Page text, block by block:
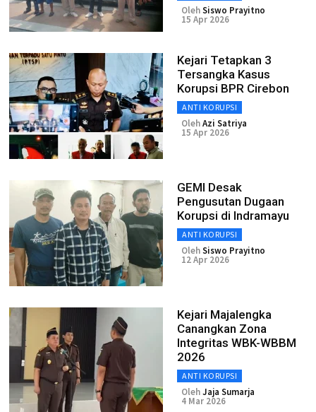
OlehSiswo Prayitno
15 Apr 2026
Kejari Tetapkan 3
Tersangka Kasus
Korupsi BPR Cirebon
ANTI KORUPSI
OlehAzi Satriya
15 Apr 2026
GEMI Desak
Pengusutan Dugaan
Korupsi di Indramayu
ANTI KORUPSI
OlehSiswo Prayitno
12 Apr 2026
Kejari Majalengka
Canangkan Zona
Integritas WBK-WBBM
2026
ANTI KORUPSI
OlehJaja Sumarja
4 Mar 2026